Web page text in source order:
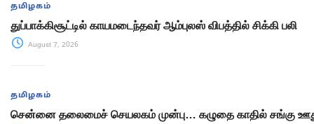
தமிழகம்
துப்பாக்கிசூட்டில் காயமடைந்தவர் ஆம்புலஸ் விபத்தில் சிக்கி பலி
August 7, 2026
தமிழகம்
சென்னை தலைமைச் செயலகம் முன்பு… கழுதை காதில் சங்கு